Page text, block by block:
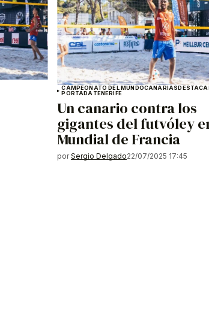
CAMPEONATO DEL MUNDOCANARIAS
PORTADATENERIFE
Un canario contra los
gigantes del futvóley
Mundial de Francia
por Sergio Delgado22/07/2025 17:45